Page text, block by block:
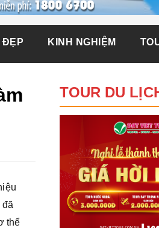
ĐẸP KINH NGHIỆM
thể
TOUR DU